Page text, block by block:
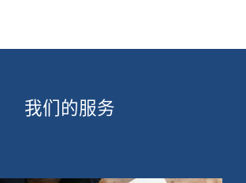
我们的服务